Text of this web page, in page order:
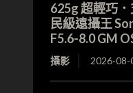
625g 超輕巧
民級遠攝王
F5.6-8.0 GM
攝影 2026-08-